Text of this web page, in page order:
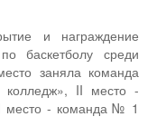
и награждение
баскетболу среди
заняла команда
колледж», II место -
- команда № 1